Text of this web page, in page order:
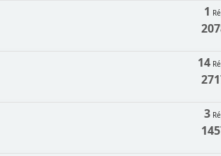
1
14
3